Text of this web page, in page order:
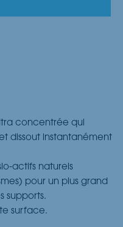
concentrée qui
dissout instantanément
actifs naturels
pour un plus grand
supports.
surface.